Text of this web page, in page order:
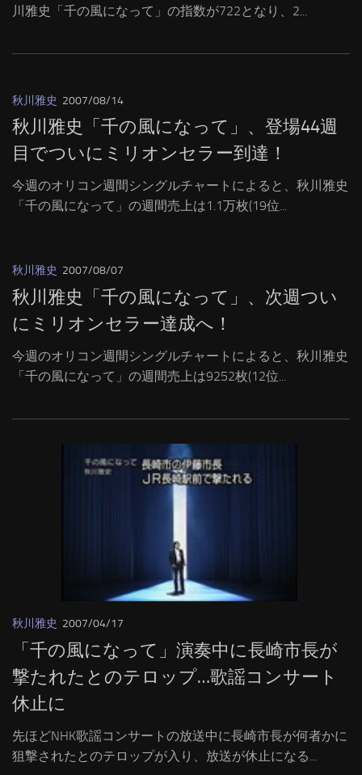
川雅史「千の風になって」の指数が722となり、2...
秋川雅史 2007/08/14
秋川雅史「千の風になって」、登場44週
目でついにミリオンセラー到達！
今週のオリコン週間シングルチャートによると、秋川雅史
「千の風になって」の週間売上は1.1万枚(19位...
秋川雅史 2007/08/07
秋川雅史「千の風になって」、次週つい
にミリオンセラー達成へ！
今週のオリコン週間シングルチャートによると、秋川雅史
「千の風になって」の週間売上は9252枚(12位...
秋川雅史 2007/04/17
「千の風になって」演奏中に長崎市長が
撃たれたとのテロップ…歌謡コンサート
休止に
先ほどNHK歌謡コンサートの放送中に長崎市長が何者かに
狙撃されたとのテロップが入り、放送が休止になる...